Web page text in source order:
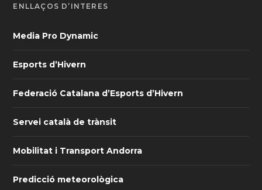
ENLLAÇOS D’INTERÈS
Media Pro Dynamic
Esports d’Hivern
Federació Catalana d’Esports d’Hivern
Servei català de trànsit
Mobilitat i Transport Andorra
Predicció meteorològica